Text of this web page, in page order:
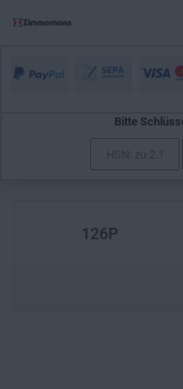
Bitte
126P